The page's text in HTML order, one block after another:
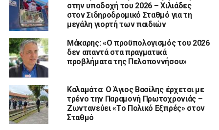
στην υποδοχή του 2026 – Χιλιάδες
στον Σιδηροδρομικό Σταθμό για τη
μεγάλη γιορτή των παιδιών
Μάκαρης: «Ο προϋπολογισμός του 2026
δεν απαντά στα πραγματικά
προβλήματα της Πελοποννήσου»
Καλαμάτα: Ο Άγιος Βασίλης έρχεται με
τρένο την Παραμονή Πρωτοχρονιάς –
Ζωντανεύει «Το Πολικό Εξπρές» στον
Σταθμό